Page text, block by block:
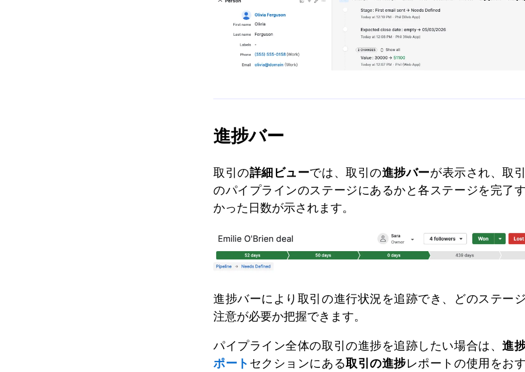
進捗バー
取引の詳細ビューでは、取引の進捗バーが表示され、取
のパイプラインのステージにあるかと各ステージを完了
かった日数が示されます。
進捗バーにより取引の進行状況を追跡でき、どのステー
注意が必要か把握できます。
パイプライン全体の取引の進捗を追跡したい場合は、進
ポート セクションにある取引の進捗レポートの使用をお